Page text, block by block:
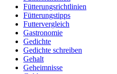
Fütterungsrichtlinien
Fütterungstipps
Futtervergleich
Gastronomie
Gedichte
Gedichte schreiben
Gehalt
Geheimnisse